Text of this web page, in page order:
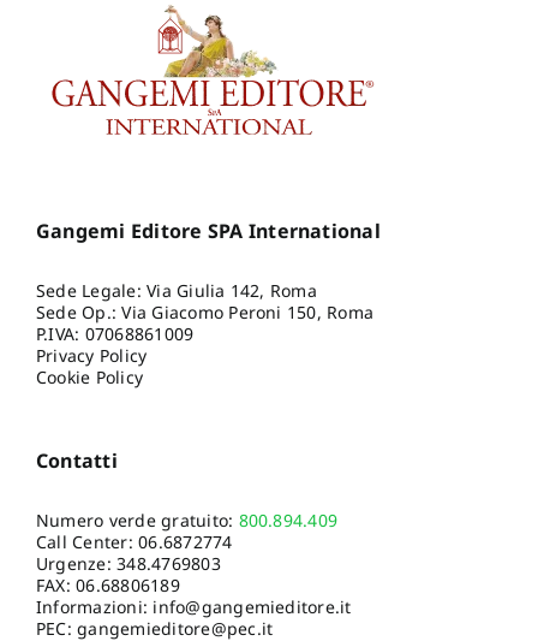
Gangemi Editore SPA International
Sede Legale: Via Giulia 142, Roma
Sede Op.: Via Giacomo Peroni 150, Roma
P.IVA: 07068861009
Privacy Policy
Cookie Policy
Contatti
Numero verde gratuito: 800.894.409
Call Center:06.6872774
Urgenze:348.4769803
FAX: 06.68806189
Informazioni: info@gangemieditore.it
PEC: gangemieditore@pec.it